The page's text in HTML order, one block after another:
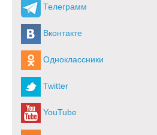
Телеграмм
Вконтакте
Одноклассники
Twitter
YouTube